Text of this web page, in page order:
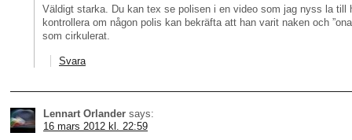
Väldigt starka. Du kan tex se polisen i en video som jag nyss la till
kontrollera om någon polis kan bekräfta att han varit naken och
som cirkulerat.
Svara
Lennart Orlander says:
16 mars 2012 kl. 22:59